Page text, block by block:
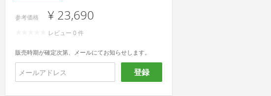
参考価格 ¥ 23,690
レビュー 0 件
販売時期が確定次第、メールにてお知らせします。
登録